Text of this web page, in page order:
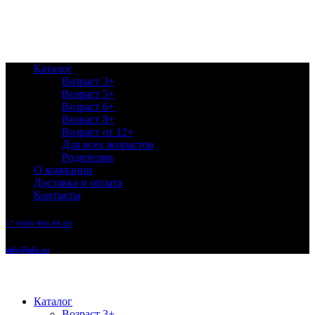
Каталог
Возраст 3+
Возраст 5+
Возраст 6+
Возраст 8+
Возраст от 12+
Для всех возрастов
Родителям
О компании
Доставка и оплата
Контакты
+7 (999) 999-99-99
info@info.ru
Каталог